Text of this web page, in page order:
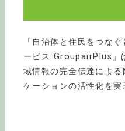
「自治体と住民をつな
ービス GroupairPlus」
域情報の完全伝達によ
ケーションの活性化を実